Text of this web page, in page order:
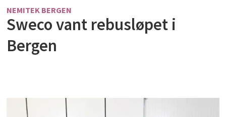
NEMITEK BERGEN
Sweco vant rebusløpet i
Bergen